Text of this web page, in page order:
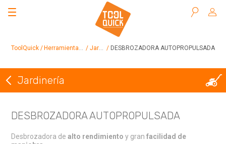
ToolQuick Herramientas en alquiler Jardinería DESBROZADORA AUTOPROPULSADA
Volver a Jardinería
Jardinería
DESBROZADORA AUTOPROPULSADA
Desbrozadora dealto rendimiento y granfacilidad de